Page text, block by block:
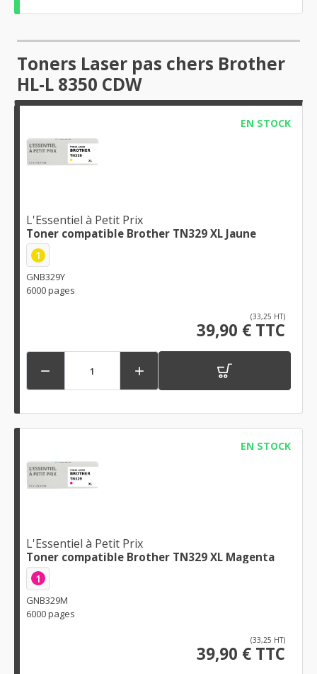
Toners Laser pas chers Brother
HL-L 8350 CDW
EN STOCK
L'Essentiel à Petit Prix
Toner compatible Brother TN329 XL Jaune
1
GNB329Y
6000 pages
(33,25 HT)
39,90 € TTC
 
EN STOCK
L'Essentiel à Petit Prix
Toner compatible Brother TN329 XL Magenta
1
GNB329M
6000 pages
(33,25 HT)
39,90 € TTC